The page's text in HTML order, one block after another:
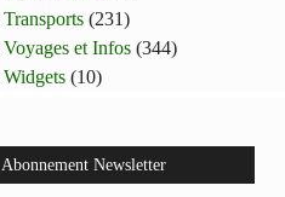
Transports (231)
Voyages et Infos (344)
Widgets (10)
Abonnement Newsletter